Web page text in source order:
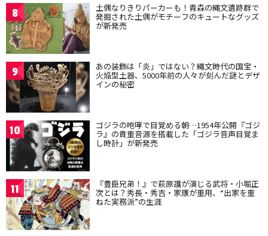
8 土偶なりきりパーカーも！青森の縄文遺跡群で
発掘された土偶がモチーフのキュートなグッズ
が新発売
9 あの装飾は「炎」ではない？縄文時代の国宝・
火焔型土器、5000年前の人々が刻んだ謎とデザ
インの秘密
10 ゴジラの咆哮で目覚める朝…1954年公開『ゴジ
ラ』の貴重音源を搭載した「ゴジラ音声目覚ま
し時計」が新発売
11 『豊臣兄弟！』で萩原護が演じる武将・小堀正
次とは？秀長・秀吉・家康が重用、“出家を重
ねた実務派”の生涯